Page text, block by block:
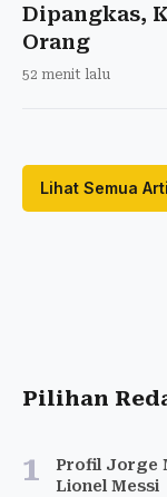
Dipangkas,
Orang
52 menit lalu
Lihat Semua
Pilihan
1
Profil Jorge
Lionel Messi